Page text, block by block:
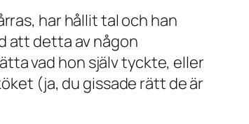
har hållit tal och han
att detta av någon
vad hon själv tyckte, eller
(ja, du gissade rätt de är